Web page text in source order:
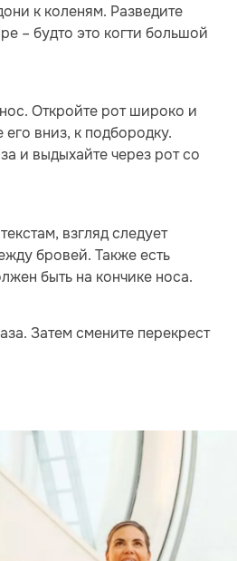
к коленям. Разведите
– будто это когти большой
Откройте рот широко и
его вниз, к подбородку.
и выдыхайте через рот со
взгляд следует
бровей. Также есть
быть на кончике носа.
Затем смените перекрест